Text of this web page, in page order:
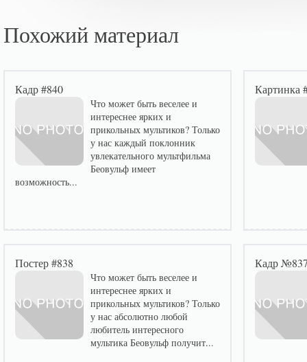
Похожий материал
Кадр #840
Что может быть веселее и
интереснее ярких и
прикольных мультиков? Только
у нас каждый поклонник
увлекательного мультфильма
Беовульф имеет
возможность...
Картинка
Постер #838
Что может быть веселее и
интереснее ярких и
прикольных мультиков? Только
у нас абсолютно любой
любитель интересного
мультика Беовульф получит...
Кадр